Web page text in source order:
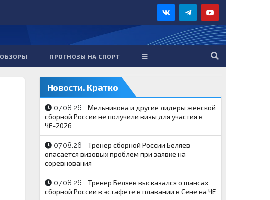
ОБЗОРЫ ПРОГНОЗЫ НА СПОРТ
Новости. Кратко
07.08.26
Мельникова и другие лидеры женской
сборной России не получили визы для участия в
ЧЕ-2026
07.08.26
Тренер сборной России Беляев
опасается визовых проблем при заявке на
соревнования
07.08.26
Тренер Беляев высказался о шансах
сборной России в эстафете в плавании в Сене на ЧЕ